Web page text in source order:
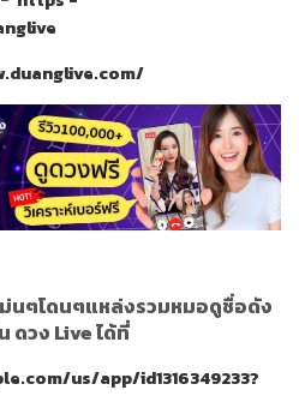
นๆโดนๆแหล่งรวมหมอดูชื่อดัง
ดวง Live ได้ที่
us/app/id1316349233?